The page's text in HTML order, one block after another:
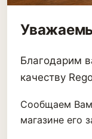
Благодарим
качеству
Сообщаем
магазине его